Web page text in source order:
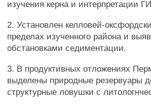
изучения керна и интерпретации
2. Установлен келловей-
пределах изученного района и
обстановками седиментации.
3. В продуктивных отложениях
выделены природные резервуары
структурные ловушки с